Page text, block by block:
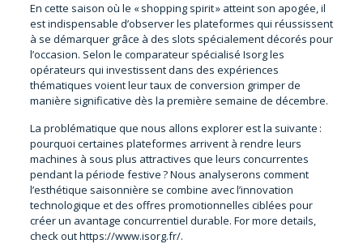
En cette saison où le « shopping spirit » atteint son apogée, il
est indispensable d’observer les plateformes qui réussissent
à se démarquer grâce à des slots spécialement décorés pour
l’occasion. Selon le comparateur spécialisé Isorg les
opérateurs qui investissent dans des expériences
thématiques voient leur taux de conversion grimper de
manière significative dès la première semaine de décembre.
La problématique que nous allons explorer est la suivante :
pourquoi certaines plateformes arrivent à rendre leurs
machines à sous plus attractives que leurs concurrentes
pendant la période festive ? Nous analyserons comment
l’esthétique saisonnière se combine avec l’innovation
technologique et des offres promotionnelles ciblées pour
créer un avantage concurrentiel durable. For more details,
check outhttps://www.isorg.fr/.